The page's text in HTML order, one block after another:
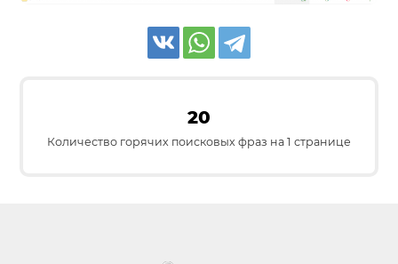
20
Количество горячих поисковых фраз на 1 странице